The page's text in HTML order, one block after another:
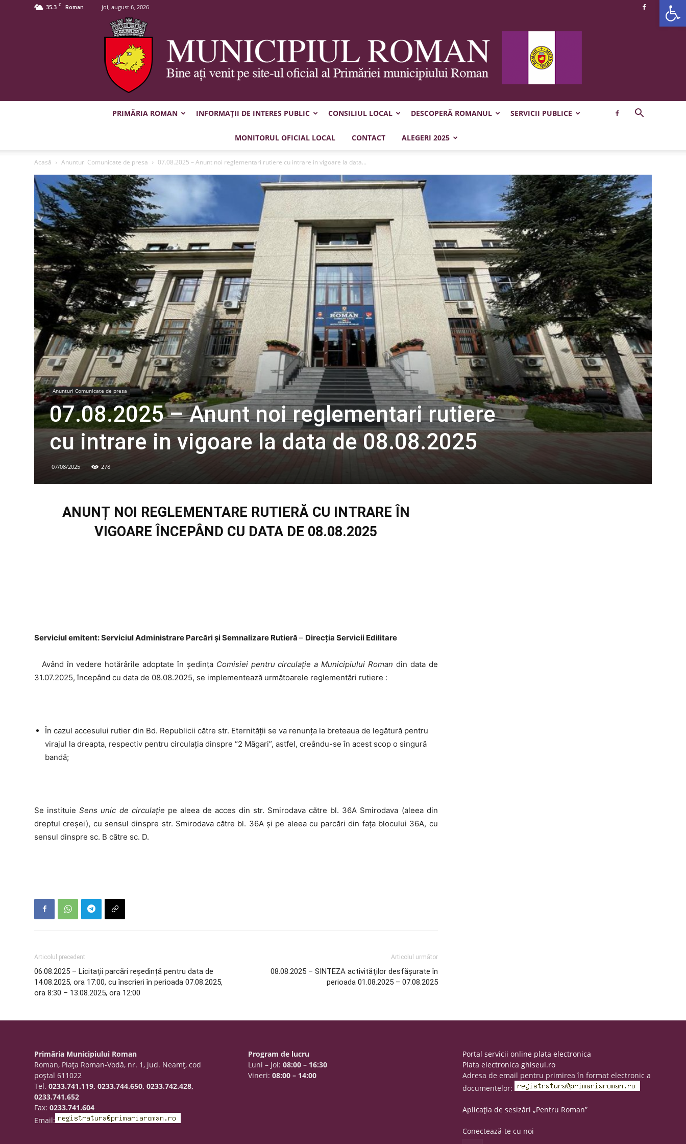
35.3 C Roman joi, august 6, 2026
Municipiul
Roman
PRIMĂRIA ROMAN INFORMAȚII DE INTERES PUBLIC CONSILIUL LOCAL DESCOPERĂ ROMANUL SERVICII PUBLICE
MONITORUL OFICIAL LOCAL CONTACT ALEGERI 2025
Acasă Anunturi Comunicate de presa 07.08.2025 – Anunt noi reglementari rutiere cu intrare in vigoare la data...
Anunturi Comunicate de presa
07.08.2025 – Anunt noi reglementari rutiere
cu intrare in vigoare la data de 08.08.2025
07/08/2025 278
ANUNȚ NOI REGLEMENTARE RUTIERĂ CU INTRARE ÎN
VIGOARE ÎNCEPÂND CU DATA DE 08.08.2025
Serviciul emitent: Serviciul Administrare Parcări și Semnalizare Rutieră– Direcția Servicii Edilitare
Având în vedere hotărârile adoptate în ședința Comisiei pentru circulație a Municipiului Roman din data de
31.07.2025, începând cu data de 08.08.2025, se implementează următoarele reglementări rutiere :
În cazul accesului rutier din Bd. Republicii către str. Eternității se va renunța la breteaua de legătură pentru
virajul la dreapta, respectiv pentru circulația dinspre “2 Măgari”, astfel, creându-se în acest scop o singură
bandă;
Se instituieSens unic de circulație pe aleea de acces din str. Smirodava către bl. 36A Smirodava (aleea din
dreptul creșei), cu sensul dinspre str. Smirodava către bl. 36A și pe aleea cu parcări din fața blocului 36A, cu
sensul dinspre sc. B către sc. D.
Articolul precedent
06.08.2025 – Licitații parcări reședință pentru data de
14.08.2025, ora 17:00, cu înscrieri în perioada 07.08.2025,
ora 8:30 – 13.08.2025, ora 12:00
Articolul următor
08.08.2025 – SINTEZA activităţilor desfăşurate în
perioada 01.08.2025 – 07.08.2025
Primăria Municipiului Roman
Roman, Piaţa Roman-Vodă, nr. 1, jud. Neamţ, cod
poştal 611022
Tel.0233.741.119, 0233.744.650, 0233.742.428,
0233.741.652
Fax:0233.741.604
Email:
Program de lucru
Luni – Joi:08:00 – 16:30
Vineri:08:00 – 14:00
Portal servicii online plata electronica
Plata electronica ghiseul.ro
Adresa de email pentru primirea în format electronic a
documentelor:
Aplicația de sesizări „Pentru Roman”
Conectează-te cu noi